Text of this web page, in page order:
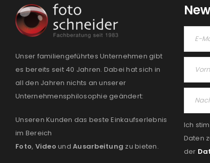
Unser familiengeführtes Unternehmen gibt
es bereits seit 40 Jahren. Dabei hat sich in
all den Jahren nichts an unserer
Unternehmensphilosophie geändert:
Unseren Kunden das beste Einkaufserlebnis
im Bereich
Foto, Video und Ausarbeitung zu bieten.
Ich
Daten
der